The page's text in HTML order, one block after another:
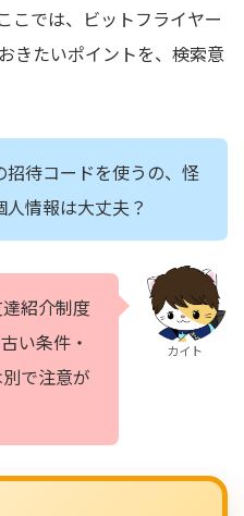
こでは、ビットフライヤー
きたいポイントを、検索意
招待コードを使うの、怪
人情報は大丈夫？
紹介制度
い条件・
で注意が
カイト